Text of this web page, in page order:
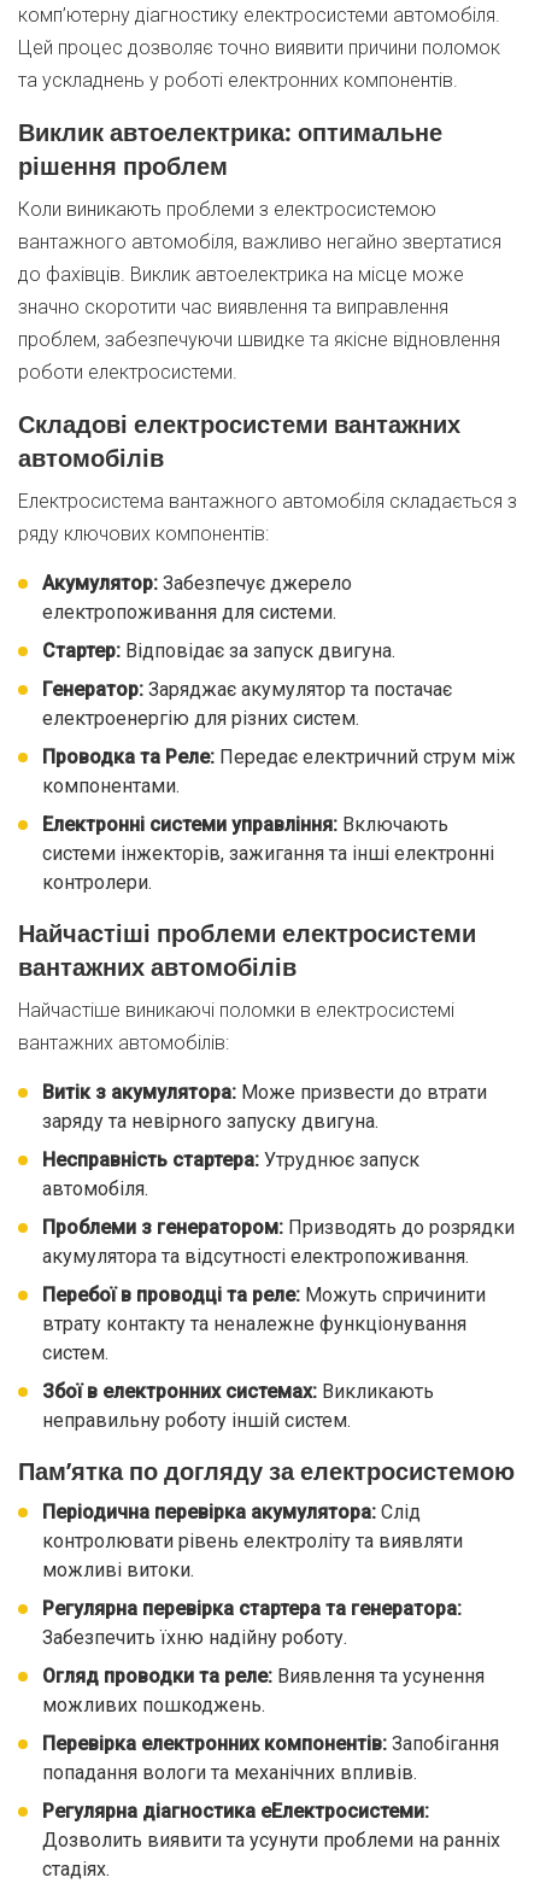
комп’ютерну діагностику електросистеми автомобіля.
Цей процес дозволяє точно виявити причини поломок
та ускладнень у роботі електронних компонентів.
Виклик автоелектрика: оптимальне
рішення проблем
Коли виникають проблеми з електросистемою
вантажного автомобіля, важливо негайно звертатися
до фахівців. Виклик автоелектрика на місце може
значно скоротити час виявлення та виправлення
проблем, забезпечуючи швидке та якісне відновлення
роботи електросистеми.
Складові електросистеми вантажних
автомобілів
Електросистема вантажного автомобіля складається з
ряду ключових компонентів:
Акумулятор: Забезпечує джерело
електропоживання для системи.
Стартер: Відповідає за запуск двигуна.
Генератор: Заряджає акумулятор та постачає
електроенергію для різних систем.
Проводка та Реле: Передає електричний струм між
компонентами.
Електронні системи управління: Включають
системи інжекторів, зажигання та інші електронні
контролери.
Найчастіші проблеми електросистеми
вантажних автомобілів
Найчастіше виникаючі поломки в електросистемі
вантажних автомобілів:
Витік з акумулятора: Може призвести до втрати
заряду та невірного запуску двигуна.
Несправність стартера: Утруднює запуск
автомобіля.
Проблеми з генератором: Призводять до розрядки
акумулятора та відсутності електропоживання.
Перебої в проводці та реле: Можуть спричинити
втрату контакту та неналежне функціонування
систем.
Збої в електронних системах: Викликають
неправильну роботу іншій систем.
Пам’ятка по догляду за електросистемою
Періодична перевірка акумулятора: Слід
контролювати рівень електроліту та виявляти
можливі витоки.
Регулярна перевірка стартера та генератора:
Забезпечить їхню надійну роботу.
Огляд проводки та реле: Виявлення та усунення
можливих пошкоджень.
Перевірка електронних компонентів: Запобігання
попадання вологи та механічних впливів.
Регулярна діагностика еЕлектросистеми:
Дозволить виявити та усунути проблеми на ранніх
стадіях.